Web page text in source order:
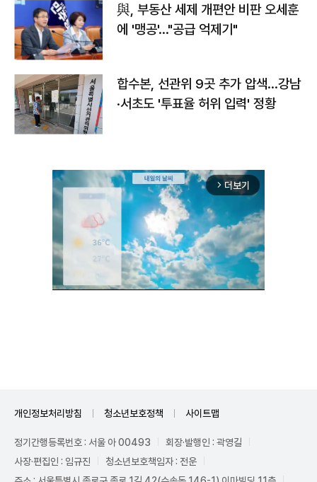
與, 부동산 세제 개편안 비판 오세훈
에 '맹공'…"공급 억제기"
합수본, 선관위 9곳 추가 압색…강남
·서초도 '투표율 허위 입력' 정황
arrow_forward_ios 더보기
개인정보처리방침 청소년보호정책 사이트맵
정기간행등록번호 : 서울 아 00493
회장·발행인 : 곽영길
사장·편집인 : 임규진
청소년보호책임자 : 전운